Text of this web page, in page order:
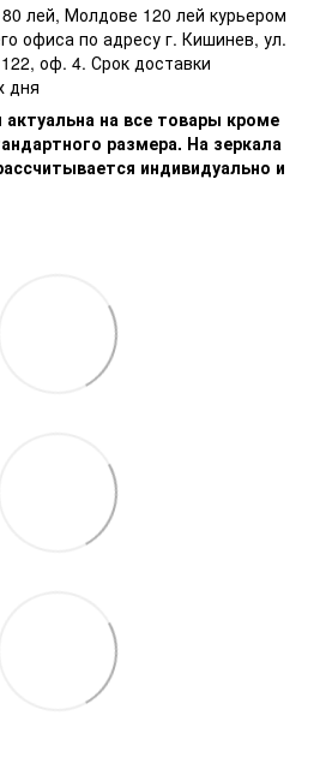
лей, Молдове 120 лей курьером
офиса по адресу г. Кишинев, ул.
оф. 4. Срок доставки
дня
на все товары кроме
размера. На зеркала
индивидуально и